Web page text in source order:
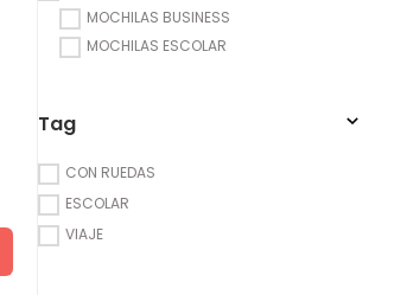
MOCHILAS BUSINESS
MOCHILAS ESCOLAR
Tag
CON RUEDAS
ESCOLAR
VIAJE